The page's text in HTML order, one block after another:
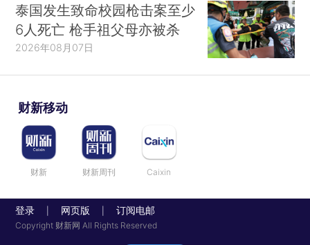
泰国发生致命校园枪击案至少
6人死亡 枪手祖父母亦被杀
2026年08月07日
财新移动
财新 财新周刊 Caixin
登录 网页版 订阅电邮
Copyright 财新网 All Rights Reserved